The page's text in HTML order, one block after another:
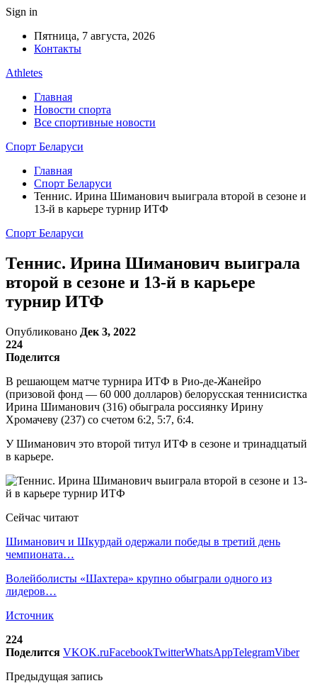
Sign in
Пятница, 7 августа, 2026
Контакты
Athletes
Главная
Новости спорта
Все спортивные новости
Спорт Беларуси
Главная
Спорт Беларуси
Теннис. Ирина Шиманович выиграла второй в сезоне и
13-й в карьере турнир ИТФ
Спорт Беларуси
Теннис. Ирина Шиманович выиграла
второй в сезоне и 13-й в карьере
турнир ИТФ
Опубликовано Дек 3, 2022
224
Поделится
В решающем матче турнира ИТФ в Рио-де-Жанейро
(призовой фонд — 60 000 долларов) белорусская теннисистка
Ирина Шиманович (316) обыграла россиянку Ирину
Хромачеву (237) со счетом 6:2, 5:7, 6:4.
У Шиманович это второй титул ИТФ в сезоне и тринадцатый
в карьере.
Сейчас читают
Шиманович и Шкурдай одержали победы в третий день
чемпионата…
Волейболисты «Шахтера» крупно обыграли одного из
лидеров…
Источник
224
Поделится VKOK.ruFacebookTwitterWhatsAppTelegramViber
Предыдущая запись